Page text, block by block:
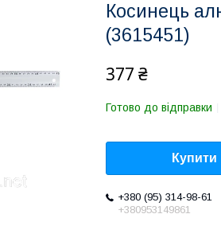
Косинець
(3615451)
377 ₴
Готово до відправки
Купити
+380 (95) 314-98-61
+380953149861